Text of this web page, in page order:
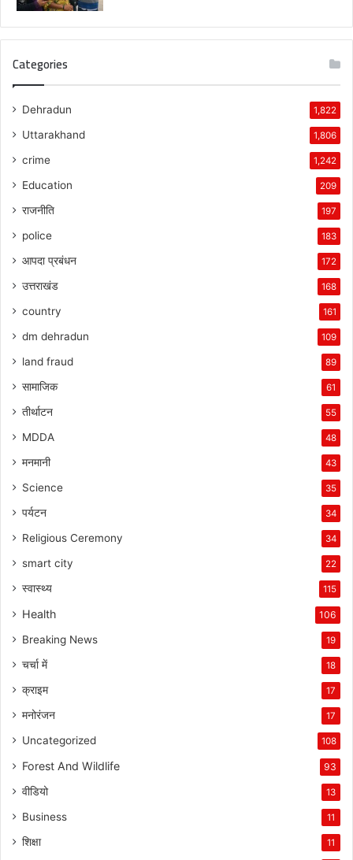
Categories
Dehradun 1,822
Uttarakhand 1,806
crime 1,242
Education 209
राजनीति 197
police 183
आपदा प्रबंधन 172
उत्तराखंड 168
country 161
dm dehradun 109
land fraud 89
सामाजिक 61
तीर्थाटन 55
MDDA 48
मनमानी 43
Science 35
पर्यटन 34
Religious Ceremony 34
smart city 22
स्वास्थ्य 115
Health 106
Breaking News 19
चर्चा में 18
क्राइम 17
मनोरंजन 17
Uncategorized 108
Forest And Wildlife 93
वीडियो 13
Business 11
शिक्षा 11